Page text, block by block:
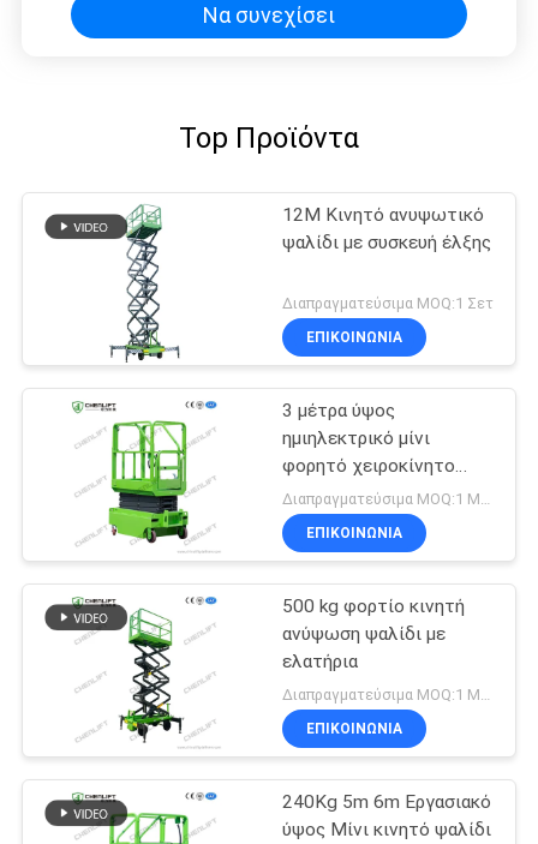
Να συνεχίσει
Top Προϊόντα
12M Κινητό ανυψωτικό
ψαλίδι με συσκευή έλξης
Διαπραγματεύσιμα MOQ:1 Σετ
ΕΠΙΚΟΙΝΩΝΙΑ
3 μέτρα ύψος
ημιηλεκτρικό μίνι
φορητό χειροκίνητο
ανυψωτικό ψαλίδι για
αποθήκη
ΕΠΙΚΟΙΝΩΝΙΑ
500 kg φορτίο κινητή
ανύψωση ψαλίδι με
ελατήρια
ΕΠΙΚΟΙΝΩΝΙΑ
240Kg 5m 6m Εργασιακό
ύψος Μίνι κινητό ψαλίδι